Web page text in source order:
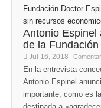
Antonio Espinel
de la
Jul 16, 2018
En la entrevista
Antonio Espinel
importante, como es